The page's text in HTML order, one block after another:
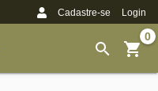
Cadastre-se Login
0